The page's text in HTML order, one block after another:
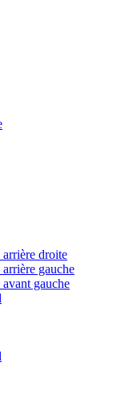
droite
gauche
gauche